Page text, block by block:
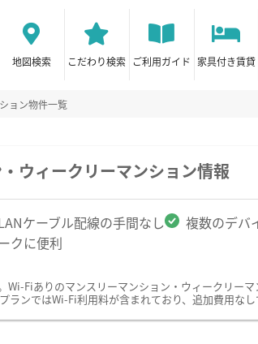
地図検索 こだわり検索 ご利用ガイド 家具付き賃貸
ョン物件一覧
ウィークリーマンション情報
ケーブル配線の手間なし
複数のデバ
クに便利
Fiありのマンスリーマンション・ウィークリー
ンではWi-Fi利用料が含まれており、追加費用なし